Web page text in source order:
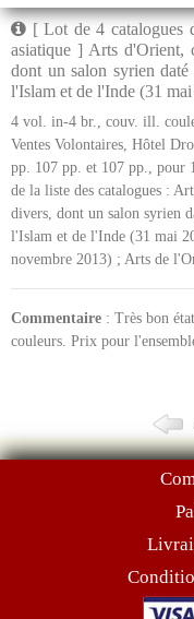
[ Lot de 4 catalogues
asiatique ] Arts
dont un salon syrien
l'Islam et de l'Inde (31
4 vol. in-4 br., couv. ill.
Ventes Volontaires, Hôtel
pp. 107 pp. et 107 pp., pour
de la liste des catalogues :
divers, dont un salon syrien
l'Islam et de l'Inde (31 mai
novembre 2013) ; Arts de
Commentaire : Très bon
couleurs. Prix pour